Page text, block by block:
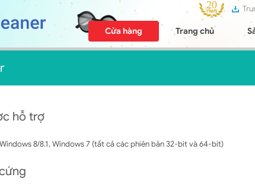
Cửa hàng Trang chủ
hỗ trợ
8/8.1, Windows 7 (tất cả các phiên bản 32-bit và 64-bit)